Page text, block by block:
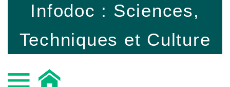
Infodoc : Sciences,
Techniques et Culture